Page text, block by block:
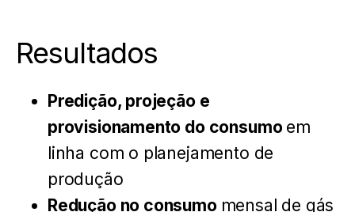
Resultados
Predição, projeção e
provisionamento do consumo em
linha com o planejamento de
produção
Redução no consumo mensal de gás